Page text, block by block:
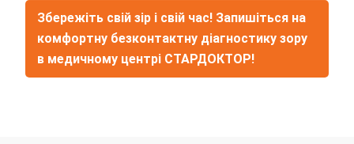
Збережіть свій зір і свій час! Запишіться на
комфортну безконтактну діагностику зору
в медичному центрі СТАРДОКТОР!